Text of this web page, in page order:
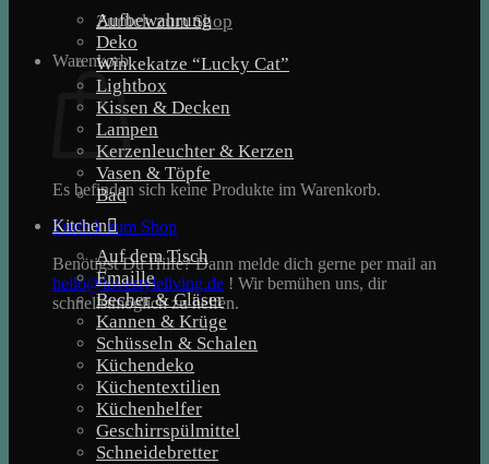
Zurück zum Shop
Warenkorb
Es befinden sich keine Produkte im Warenkorb.
Zurück zum Shop
Benötigst Du Hilfe? Dann melde dich gerne per mail an
hello@lovestyleliving.de ! Wir bemühen uns, dir
schnellstmöglich zu helfen.
Aufbewahrung
Deko
Winkekatze “Lucky Cat”
Lightbox
Kissen & Decken
Lampen
Kerzenleuchter & Kerzen
Vasen & Töpfe
Bad
Kitchen
Auf dem Tisch
Emaille
Becher & Gläser
Kannen & Krüge
Schüsseln & Schalen
Küchendeko
Küchentextilien
Küchenhelfer
Geschirrspülmittel
Schneidebretter